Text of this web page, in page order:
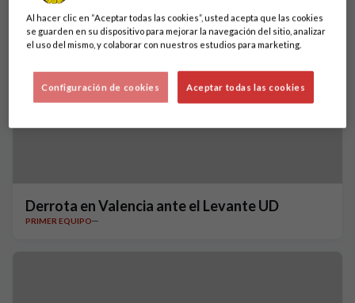
Derrota en Valencia ante el Levante UD
PRIMER EQUIPO
Al hacer clic en “Aceptar todas las cookies”, usted acepta que las cookies
se guarden en su dispositivo para mejorar la navegación del sitio, analizar
el uso del mismo, y colaborar con nuestros estudios para marketing.
Aceptar todas las cookies
Configuración de cookies